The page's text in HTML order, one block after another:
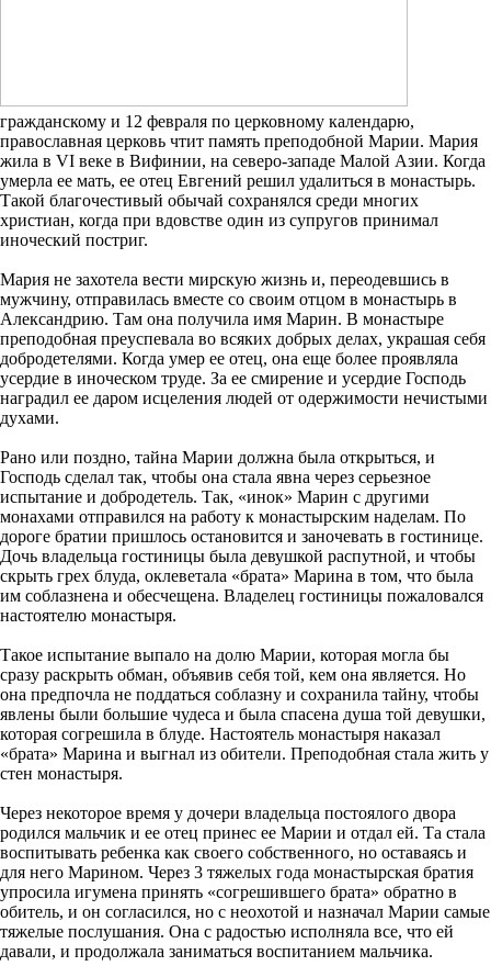
гражданскому и 12 февраля по церковному календарю,
православная церковь чтит память преподобной Марии. Мария
жила в VI веке в Вифинии, на северо-западе Малой Азии. Когда
умерла ее мать, ее отец Евгений решил удалиться в монастырь.
Такой благочестивый обычай сохранялся среди многих
христиан, когда при вдовстве один из супругов принимал
иноческий постриг.
Мария не захотела вести мирскую жизнь и, переодевшись в
мужчину, отправилась вместе со своим отцом в монастырь в
Александрию. Там она получила имя Марин. В монастыре
преподобная преуспевала во всяких добрых делах, украшая себя
добродетелями. Когда умер ее отец, она еще более проявляла
усердие в иноческом труде. За ее смирение и усердие Господь
наградил ее даром исцеления людей от одержимости нечистыми
духами.
Рано или поздно, тайна Марии должна была открыться, и
Господь сделал так, чтобы она стала явна через серьезное
испытание и добродетель. Так, «инок» Марин с другими
монахами отправился на работу к монастырским наделам. По
дороге братии пришлось остановится и заночевать в гостинице.
Дочь владельца гостиницы была девушкой распутной, и чтобы
скрыть грех блуда, оклеветала «брата» Марина в том, что была
им соблазнена и обесчещена. Владелец гостиницы пожаловался
настоятелю монастыря.
Такое испытание выпало на долю Марии, которая могла бы
сразу раскрыть обман, объявив себя той, кем она является. Но
она предпочла не поддаться соблазну и сохранила тайну, чтобы
явлены были большие чудеса и была спасена душа той девушки,
которая согрешила в блуде. Настоятель монастыря наказал
«брата» Марина и выгнал из обители. Преподобная стала жить у
стен монастыря.
Через некоторое время у дочери владельца постоялого двора
родился мальчик и ее отец принес ее Марии и отдал ей. Та стала
воспитывать ребенка как своего собственного, но оставаясь и
для него Марином. Через 3 тяжелых года монастырская братия
упросила игумена принять «согрешившего брата» обратно в
обитель, и он согласился, но с неохотой и назначал Марии самые
тяжелые послушания. Она с радостью исполняла все, что ей
давали, и продолжала заниматься воспитанием мальчика.